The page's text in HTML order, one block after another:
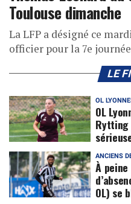
Toulouse dimanche
La LFP a désigné ce
officier pour la 7e
LE
OL
OL
Rytting
ANCIENS
À
OL) se